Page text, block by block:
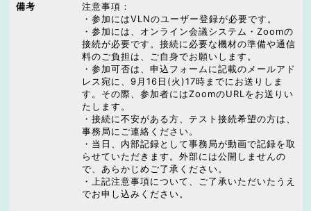
備考
注意事項：
・参加にはVLNのユーザー登録が必要です。
・参加には、オンライン会議システム・Zoomの
接続が必要です。接続に必要な機材の準備や通信
料のご負担は、ご自身でお願いします。
・参加可否は、申込フォームに記載のメールアド
レス宛に、9月16日(火)17時までにお送りしま
す。その際、参加者にはZoomのURLをお送りい
たします。
・接続に不安がある方、テスト接続希望の方は、
事務局にご連絡ください。
・当日、内部記録として事務局が動画で記録を取
らせていただきます。外部には公開しませんの
で、あらかじめご了承ください。
・上記注意事項について、ご了承いただいたうえ
でお申し込みください。